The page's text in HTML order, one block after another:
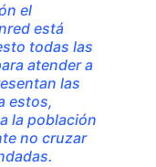
el
está
todas las
atender a
las
estos,
la población
no cruzar